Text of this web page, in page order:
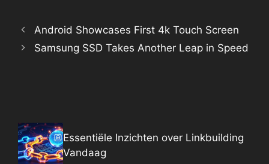
Android Showcases First 4k Touch Screen
Samsung SSD Takes Another Leap in Speed
Essentiële Inzichten over Linkbuilding
Vandaag